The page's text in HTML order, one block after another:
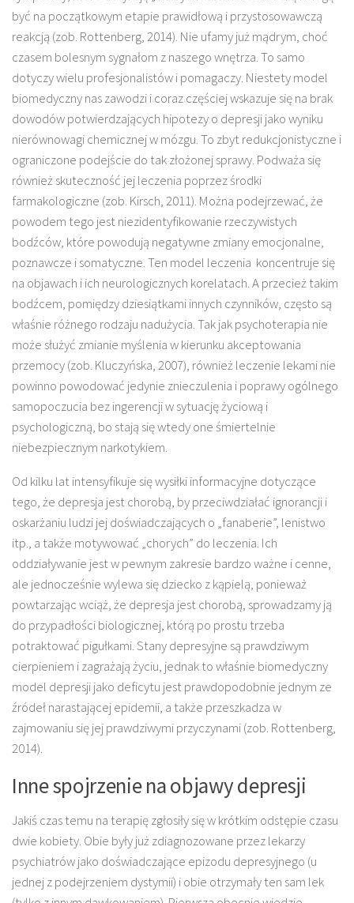
być na początkowym etapie prawidłową i przystosowawczą
reakcją (zob. Rottenberg, 2014). Nie ufamy już mądrym, choć
czasem bolesnym sygnałom z naszego wnętrza. To samo
dotyczy wielu profesjonalistów i pomagaczy. Niestety model
biomedyczny nas zawodzi i coraz częściej wskazuje się na brak
dowodów potwierdzających hipotezy o depresji jako wyniku
nierównowagi chemicznej w mózgu. To zbyt redukcjonistyczne i
ograniczone podejście do tak złożonej sprawy. Podważa się
również skuteczność jej leczenia poprzez środki
farmakologiczne (zob. Kirsch, 2011). Można podejrzewać, że
powodem tego jest niezidentyfikowanie rzeczywistych
bodźców, które powodują negatywne zmiany emocjonalne,
poznawcze i somatyczne. Ten model leczenia koncentruje się
na objawach i ich neurologicznych korelatach. A przecież takim
bodźcem, pomiędzy dziesiątkami innych czynników, często są
właśnie różnego rodzaju nadużycia. Tak jak psychoterapia nie
może służyć zmianie myślenia w kierunku akceptowania
przemocy (zob. Kluczyńska, 2007), również leczenie lekami nie
powinno powodować jedynie znieczulenia i poprawy ogólnego
samopoczucia bez ingerencji w sytuację życiową i
psychologiczną, bo stają się wtedy one śmiertelnie
niebezpiecznym narkotykiem.
Od kilku lat intensyfikuje się wysiłki informacyjne dotyczące
tego, że depresja jest chorobą, by przeciwdziałać ignorancji i
oskarżaniu ludzi jej doświadczających o „fanaberie”, lenistwo
itp., a także motywować „chorych” do leczenia. Ich
oddziaływanie jest w pewnym zakresie bardzo ważne i cenne,
ale jednocześnie wylewa się dziecko z kąpielą, ponieważ
powtarzając wciąż, że depresja jest chorobą, sprowadzamy ją
do przypadłości biologicznej, którą po prostu trzeba
potraktować pigułkami. Stany depresyjne są prawdziwym
cierpieniem i zagrażają życiu, jednak to właśnie biomedyczny
model depresji jako deficytu jest prawdopodobnie jednym ze
źródeł narastającej epidemii, a także przeszkadza w
zajmowaniu się jej prawdziwymi przyczynami (zob. Rottenberg,
2014).
Inne spojrzenie na objawy depresji
Jakiś czas temu na terapię zgłosiły się w krótkim odstępie czasu
dwie kobiety. Obie były już zdiagnozowane przez lekarzy
psychiatrów jako doświadczające epizodu depresyjnego (u
jednej z podejrzeniem dystymii) i obie otrzymały ten sam lek